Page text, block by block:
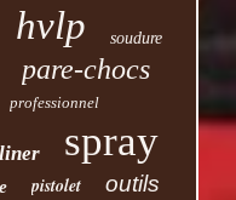
hvlp soudure
pare-chocs
professionnel
liner spray
pistolet outils